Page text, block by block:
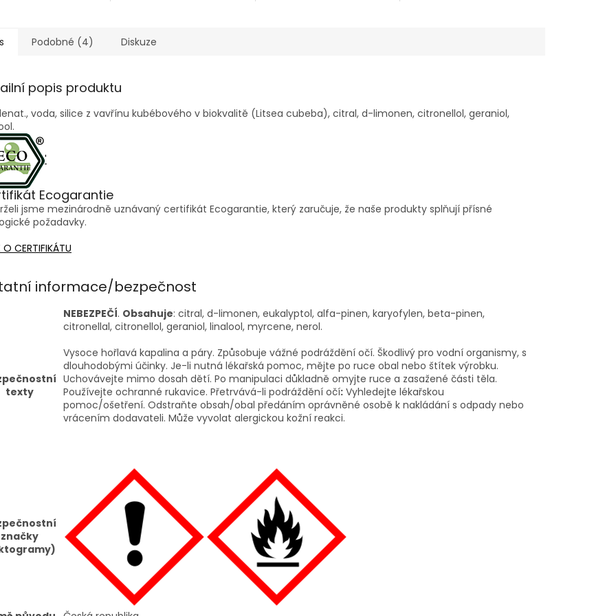
optimismus...
Podobné (4) Diskuze
popis produktu
voda, silice z vavřínu kubébového v biokvalitě (Litsea cubeba), citral, d-limonen, citronellol, geraniol,
'
Ecogarantie
jsme mezinárodně uznávaný certifikát Ecogarantie, který zaručuje, že naše produkty splňují přísné
požadavky.
O CERTIFIKÁTU
informace/bezpečnost
texty
NEBEZPEČÍ. Obsahuje: citral, d-limonen, eukalyptol, alfa-pinen, karyofylen, beta-pinen,
citronellal, citronellol, geraniol, linalool, myrcene, nerol.
Vysoce hořlavá kapalina a páry. Způsobuje vážné podráždění očí. Škodlivý pro vodní organismy, s
dlouhodobými účinky. Je-li nutná lékařská pomoc, mějte po ruce obal nebo štítek výrobku.
Uchovávejte mimo dosah dětí. Po manipulaci důkladně omyjte ruce a zasažené části těla.
Používejte ochranné rukavice. Přetrvává-li podráždění očí: Vyhledejte lékařskou
pomoc/ošetření. Odstraňte obsah/obal předáním oprávněné osobě k nakládání s odpady nebo
vrácením dodavateli. Může vyvolat alergickou kožní reakci.
značky